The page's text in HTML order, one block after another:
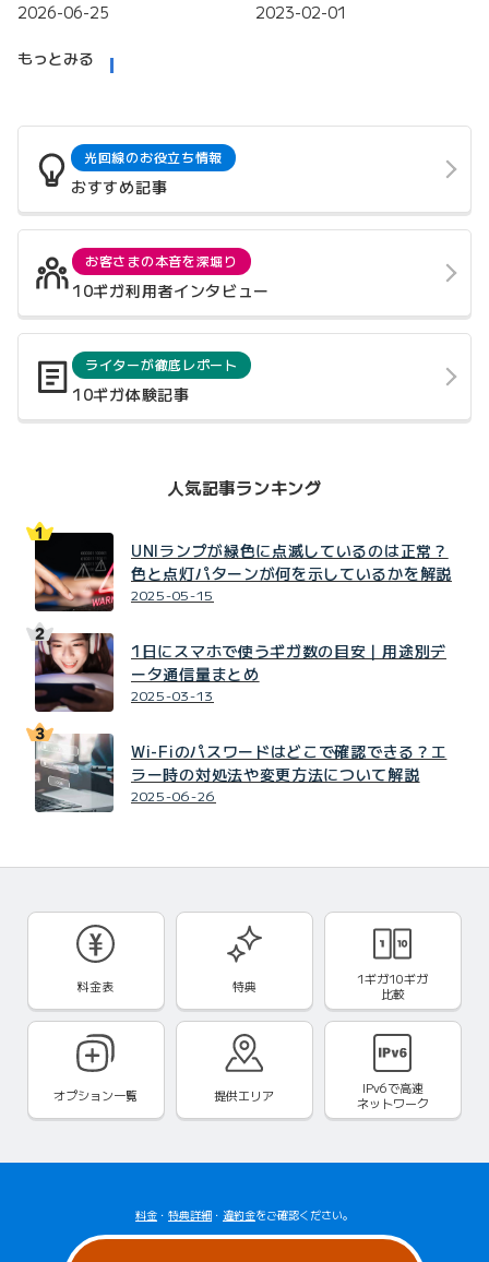
2026-06-25
2023-02-01
もっとみる
光回線のお役立ち情報
おすすめ記事
お客さまの本音を深堀り
10ギガ利用者インタビュー
ライターが徹底レポート
10ギガ体験記事
人気記事ランキング
UNIランプが緑色に点滅しているのは正常？
色と点灯パターンが何を示しているかを解説
2025-05-15
1日にスマホで使うギガ数の目安｜用途別デ
ータ通信量まとめ
2025-03-13
Wi-Fiのパスワードはどこで確認できる？エ
ラー時の対処法や変更方法について解説
2025-06-26
料金表 特典
1ギガ10ギガ
比較
オプション一覧 提供エリア IPv6で高速
ネットワーク
料金 ・ 特典詳細 ・ 違約金をご確認ください。